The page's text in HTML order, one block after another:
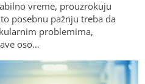
vreme, prouzrokuju
posebnu pažnju treba da
problemima,
oso…